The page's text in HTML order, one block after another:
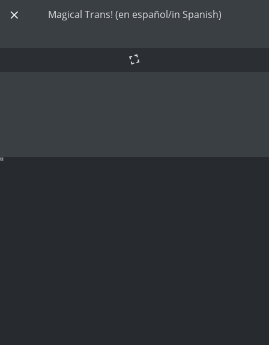
Magical Trans! (en español/in Spanish)